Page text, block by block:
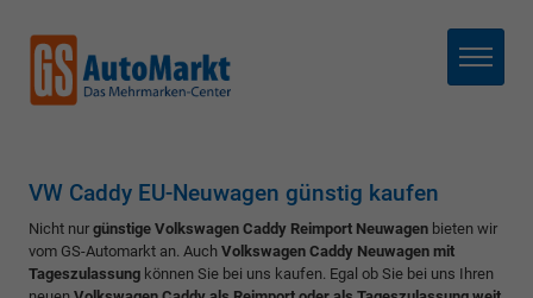
Menü
VW Caddy EU-Neuwagen günstig kaufen
Nicht nur günstige Volkswagen Caddy Reimport Neuwagen bieten wir
vom GS-Automarkt an. Auch Volkswagen Caddy Neuwagen mit
Tageszulassung können Sie bei uns kaufen. Egal ob Sie bei uns Ihren